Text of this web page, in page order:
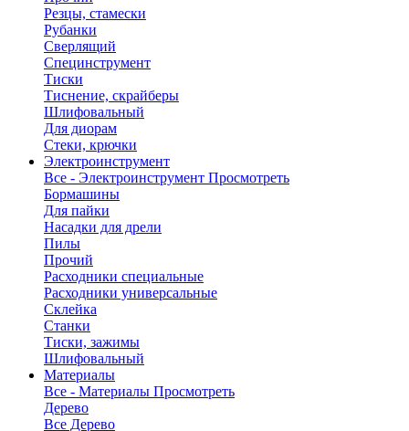
Резцы, стамески
Рубанки
Сверлящий
Специнструмент
Тиски
Тиснение, скрайберы
Шлифовальный
Для диорам
Стеки, крючки
Электроинструмент
Все - Электроинструмент Просмотреть
Бормашины
Для пайки
Насадки для дрели
Пилы
Прочий
Расходники специальные
Расходники универсальные
Склейка
Станки
Тиски, зажимы
Шлифовальный
Материалы
Все - Материалы Просмотреть
Дерево
Все Дерево